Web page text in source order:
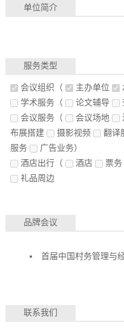
单位简介
服务类型
会议组织 （ 主办单位
学术服务（ 论文辅导
会议服务（ 会议场地
布展搭建
摄影视频 翻译
服务
广告业务）
酒店出行（ 酒店 票务
礼品周边
品牌会议
首届中国村务管理与
联系我们